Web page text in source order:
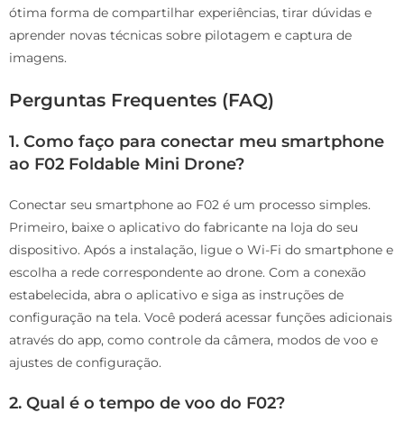
ótima forma de compartilhar experiências, tirar dúvidas e
aprender novas técnicas sobre pilotagem e captura de
imagens.
Perguntas Frequentes (FAQ)
1. Como faço para conectar meu smartphone
ao F02 Foldable Mini Drone?
Conectar seu smartphone ao F02 é um processo simples.
Primeiro, baixe o aplicativo do fabricante na loja do seu
dispositivo. Após a instalação, ligue o Wi-Fi do smartphone e
escolha a rede correspondente ao drone. Com a conexão
estabelecida, abra o aplicativo e siga as instruções de
configuração na tela. Você poderá acessar funções adicionais
através do app, como controle da câmera, modos de voo e
ajustes de configuração.
2. Qual é o tempo de voo do F02?